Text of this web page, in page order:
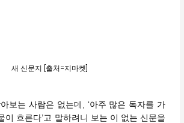
새 신문지 [출처=지마켓]
보는 사람은 없는데, ‘아주 많은 독자를 가
이 흐른다’고 말하려니 보는 이 없는 신문을